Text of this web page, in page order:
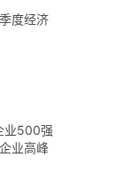
度经济
业500强
业高峰